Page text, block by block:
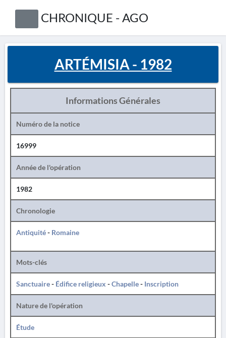
CHRONIQUE - AGO
ARTÉMISIA - 1982
Informations Générales
Numéro de la notice
16999
Année de l'opération
1982
Chronologie
Antiquité- Romaine
Mots-clés
Sanctuaire- Édifice religieux -Chapelle- Inscription
Nature de l'opération
Étude